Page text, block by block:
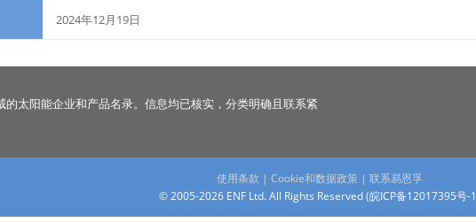
2024年12月19日
的太阳能企业和产品名录。信息均已核实，分类明确且联系紧
使用条款 | Cookie和数据政策 | 联系易恩孚
© 2005-2026 ENF Ltd. All Rights Reserved (皖ICP备12017395号-1